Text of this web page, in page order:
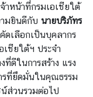
าหน้าที่กรมเอเชียใต้
มยินดีกับ นายบริภัทร
ดเลือกเป็นบุคลากร
ชียใต้ฯ ประจำ
ที่ดีในการสร้าง แรง
รที่ยึดมั่นในคุณธรรม
น์ส่วนรวมต่อไป